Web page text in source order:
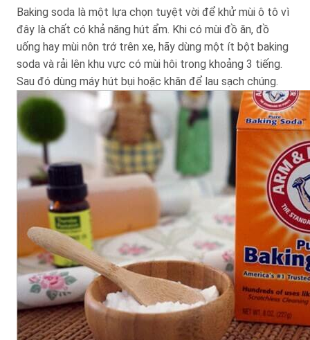
Baking soda là một lựa chọn tuyệt vời để khử mùi ô tô vì
đây là chất có khả năng hút ẩm. Khi có mùi đồ ăn, đồ
uống hay mùi nôn trớ trên xe, hãy dùng một ít bột baking
soda và rải lên khu vực có mùi hôi trong khoảng 3 tiếng.
Sau đó dùng máy hút bụi hoặc khăn để lau sạch chúng.